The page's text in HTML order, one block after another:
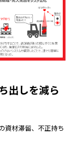
出しを減ら
資材滞留、不正持ち